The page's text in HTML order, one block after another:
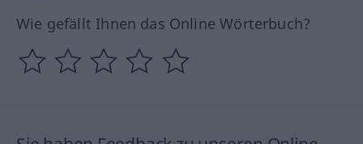
Wie gefällt Ihnen das Online Wörterbuch?